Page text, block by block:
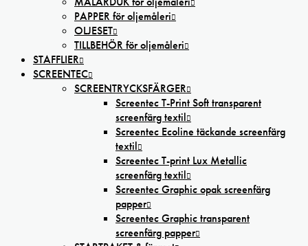
PAPPER för oljemåleri
OLJESET
TILLBEHÖR för oljemåleri
STAFFLIER
SCREENTEC
SCREENTRYCKSFÄRGER
Screentec T-Print Soft transparent
screenfärg textil
Screentec Ecoline täckande screenfärg
textil
Screentec T-print Lux Metallic
screenfärg textil
Screentec Graphic opak screenfärg
papper
Screentec Graphic transparent
screenfärg papper